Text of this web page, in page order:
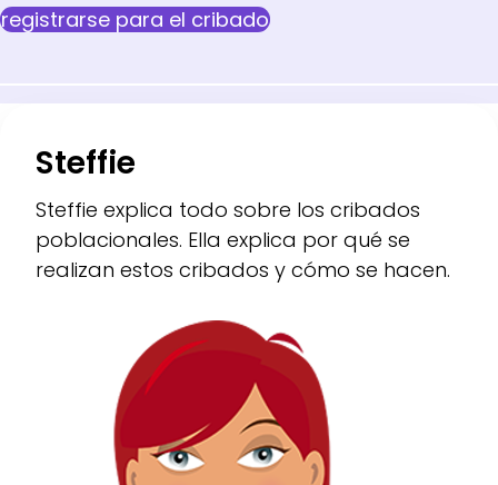
registrarse para el cribado
Steffie
Steffie explica todo sobre los cribados
poblacionales. Ella explica por qué se
realizan estos cribados y cómo se hacen.